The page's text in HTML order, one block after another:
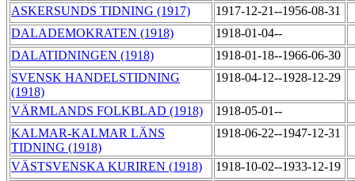
ASKERSUNDS TIDNING (1917)
1917-12-21--1956-08-31
DALADEMOKRATEN (1918)
1918-01-04--
DALATIDNINGEN (1918)
1918-01-18--1966-06-30
SVENSK HANDELSTIDNING
(1918)
1918-04-12--1928-12-29
VÄRMLANDS FOLKBLAD (1918)
1918-05-01--
KALMAR-KALMAR LÄNS
TIDNING (1918)
1918-06-22--1947-12-31
VÄSTSVENSKA KURIREN (1918)
1918-10-02--1933-12-19